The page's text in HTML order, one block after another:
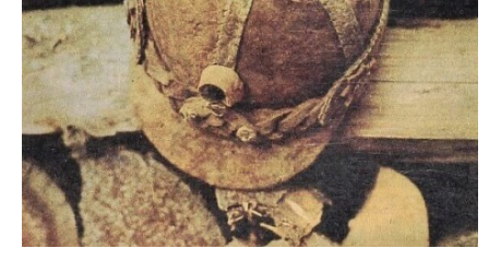
O NÁS
DŮL NA SLÍDU (NA KOLE)
Kontakt: